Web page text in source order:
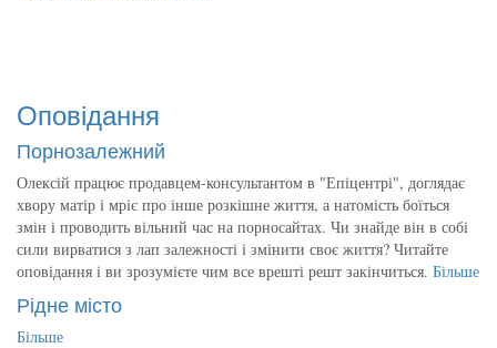
Оповідання
Порнозалежний
Олексій працює продавцем-консультантом в "Епіцентрі", доглядає
хвору матір і мріє про інше розкішне життя, а натомість боїться
змін і проводить вільний час на порносайтах. Чи знайде він в собі
сили вирватися з лап залежності і змінити своє життя? Читайте
оповідання і ви зрозумієте чим все врешті решт закінчиться. Більше
Рідне місто
Більше